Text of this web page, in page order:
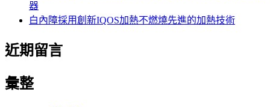
器
白內障採用創新IQOS加熱不燃燒先進的加熱技術
近期留言
彙整